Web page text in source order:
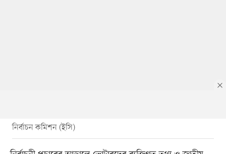
নির্বাচন কমিশন (ইসি)